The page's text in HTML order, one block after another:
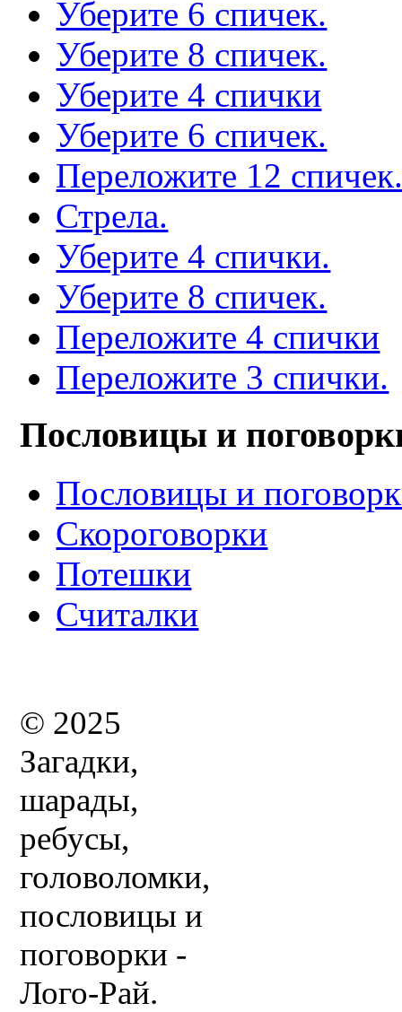
Уберите 6 спичек.
Уберите 8 спичек.
Уберите 4 спички
Уберите 6 спичек.
Переложите 12
Стрела.
Уберите 4 спички.
Уберите 8 спичек.
Переложите 4 спички
Переложите 3 спички.
Пословицы и
Пословицы и
Скороговорки
Потешки
Считалки
© 2025
Загадки,
шарады,
ребусы,
головоломки,
пословицы и
поговорки -
Лого-Рай.